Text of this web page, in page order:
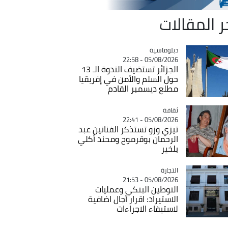
المقالات
Catégorie
دبلوماسية
05/08/2026 - 22:58
الجزائر تستضيف الندوة الـ 13
حول السلم والأمن في إفريقيا
مطلع ديسمبر القادم
Catégorie
ثقافة
05/08/2026 - 22:41
تيزي وزو تستذكر الفنانين عبد
الرحمان بوقرموح ومحند أكلي
بلخير
Catégorie
التجارة
05/08/2026 - 21:53
التوطين البنكي وعمليات
الاستيراد: اقرار آجال اضافية
لاستيفاء الاجراءات